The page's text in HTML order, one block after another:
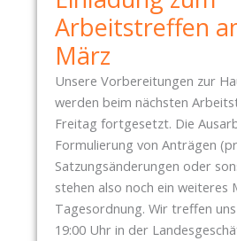
Arbeitstreffen
März
Unsere Vorbereitungen zur
werden beim nächsten
Freitag fortgesetzt. Die
Formulierung von Anträgen
Satzungsänderungen oder
stehen also noch ein weiteres
Tagesordnung. Wir treffen
19:00 Uhr in der